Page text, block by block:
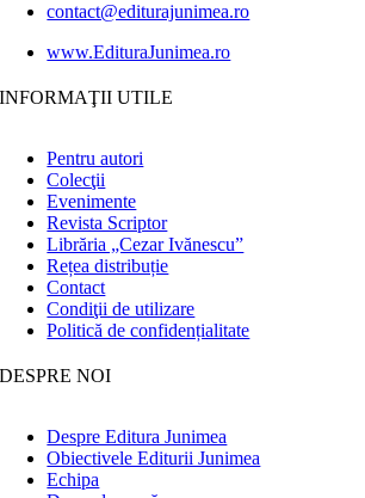
contact@editurajunimea.ro
www.EdituraJunimea.ro
INFORMAŢII UTILE
Pentru autori
Colecţii
Evenimente
Revista Scriptor
Librăria „Cezar Ivănescu”
Rețea distribuție
Contact
Condiţii de utilizare
Politică de confidențialitate
DESPRE NOI
Despre Editura Junimea
Obiectivele Editurii Junimea
Echipa